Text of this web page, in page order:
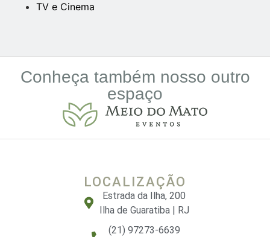
TV e Cinema
Conheça também nosso outro
espaço
LOCALIZAÇÃO
Estrada da Ilha, 200
Ilha de Guaratiba | RJ
(21) 97273-6639